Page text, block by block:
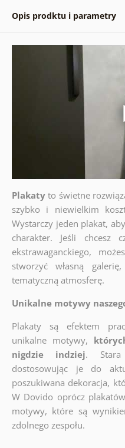
Opis prodktu i parametry
Plakaty to świetne
szybko i niewielkim
Wystarczy jeden plakat,
charakter. Jeśli chcesz
ekstrawaganckiego,
stworzyć własną
tematyczną atmosferę.
Unikalne motywy
Plakaty są efektem
unikalne motywy,
nigdzie indziej. Stara
dostosowując je do
poszukiwana dekoracja,
W Dovido oprócz
motywy, które są
zdolnego zespołu.